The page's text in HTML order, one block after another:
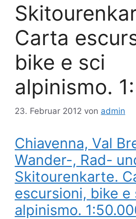
Carta
bike e sci
alpinismo.
23. Februar 2012 von admin
Chiavenna, Val
Wander-, Rad-
Skitourenkarte.
escursioni, bike e
alpinismo.